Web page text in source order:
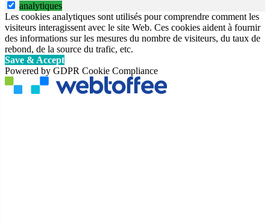
analytiques
Les cookies analytiques sont utilisés pour comprendre comment les
visiteurs interagissent avec le site Web. Ces cookies aident à fournir
des informations sur les mesures du nombre de visiteurs, du taux de
rebond, de la source du trafic, etc.
Save & Accept
Powered by GDPR Cookie Compliance